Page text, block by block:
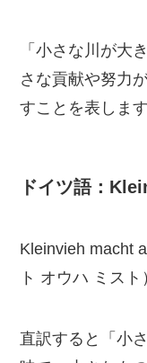
「小さな川が大
さな貢献や努力
すことを表します
ドイツ語：
Kleinvieh macht
ト オウハ ミスト
直訳すると「小